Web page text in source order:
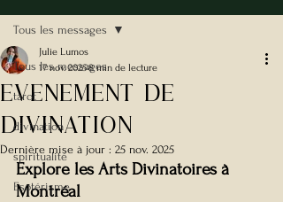
Tous les messages
tarot
divination
spiritualité
Esotérisme
Tous les messages
EVENEMENT DE
DIVINATION
Julie Lumos
17 nov. 20258 min de lecture
Dernière mise à jour : 25 nov. 2025
Explore les Arts Divinatoires à
Montréal